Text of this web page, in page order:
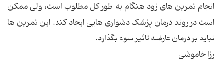
انجام تمرین های زود هنگام به طور کل مطلوب است، ولی ممکن
است در روند درمان پزشک دشواری هایی ایجاد کند. این تمرین ها
نباید بر درمان عارضه تاثیر سوء بگذارد.
رزا خاموشی